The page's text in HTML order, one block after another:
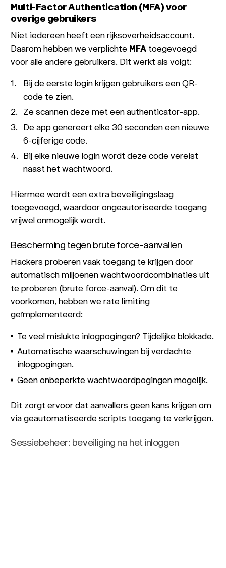
Multi-Factor Authentication (MFA) voor
overige gebruikers
Niet iedereen heeft een rijksoverheidsaccount.
Daarom hebben we verplichte MFA toegevoegd
voor alle andere gebruikers. Dit werkt als volgt:
Bij de eerste login krijgen gebruikers een QR-
code te zien.
Ze scannen deze met een authenticator-app.
De app genereert elke 30 seconden een nieuwe
6-cijferige code.
Bij elke nieuwe login wordt deze code vereist
naast het wachtwoord.
Hiermee wordt een extra beveiligingslaag
toegevoegd, waardoor ongeautoriseerde toegang
vrijwel onmogelijk wordt.
Bescherming tegen brute force-aanvallen
Hackers proberen vaak toegang te krijgen door
automatisch miljoenen wachtwoordcombinaties uit
te proberen (brute force-aanval). Om dit te
voorkomen, hebben we rate limiting
geïmplementeerd:
Te veel mislukte inlogpogingen? Tijdelijke blokkade.
Automatische waarschuwingen bij verdachte
inlogpogingen.
Geen onbeperkte wachtwoordpogingen mogelijk.
Dit zorgt ervoor dat aanvallers geen kans krijgen om
via geautomatiseerde scripts toegang te verkrijgen.
Sessiebeheer: beveiliging na het inloggen